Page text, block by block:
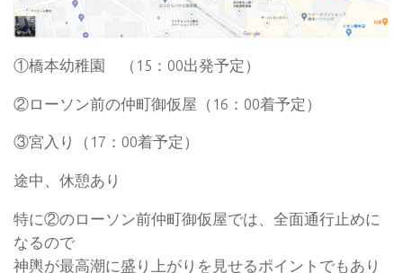
①橋本幼稚園 （15：00出発予定）
②ローソン前の仲町御仮屋（16：00着予定）
③宮入り（17：00着予定）
途中、休憩あり
特に②のローソン前仲町御仮屋では、全面通行止めに
なるので
神輿が最高潮に盛り上がりを見せるポイントでもあり